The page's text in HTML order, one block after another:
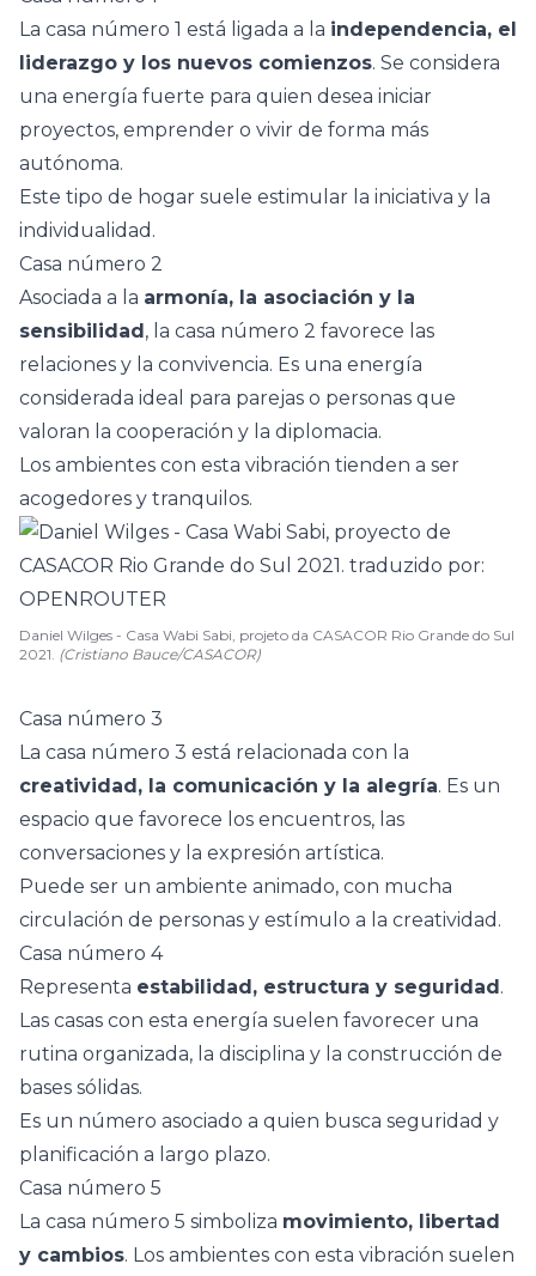
La casa número 1 está ligada a la independencia, el
liderazgo y los nuevos comienzos. Se considera
una energía fuerte para quien desea iniciar
proyectos, emprender o vivir de forma más
autónoma.
Este tipo de hogar suele estimular la iniciativa y la
individualidad.
Casa número 2
Asociada a la armonía, la asociación y la
sensibilidad, la casa número 2 favorece las
relaciones y la convivencia. Es una energía
considerada ideal para parejas o personas que
valoran la cooperación y la diplomacia.
Los ambientes con esta vibración tienden a ser
acogedores y tranquilos.
Daniel Wilges - Casa Wabi Sabi, projeto da CASACOR Rio Grande do Sul
2021. (Cristiano Bauce/CASACOR)
Casa número 3
La casa número 3 está relacionada con la
creatividad, la comunicación y la alegría. Es un
espacio que favorece los encuentros, las
conversaciones y la expresión artística.
Puede ser un ambiente animado, con mucha
circulación de personas y estímulo a la creatividad.
Casa número 4
Representa estabilidad, estructura y seguridad.
Las casas con esta energía suelen favorecer una
rutina organizada, la disciplina y la construcción de
bases sólidas.
Es un número asociado a quien busca seguridad y
planificación a largo plazo.
Casa número 5
La casa número 5 simboliza movimiento, libertad
y cambios. Los ambientes con esta vibración suelen